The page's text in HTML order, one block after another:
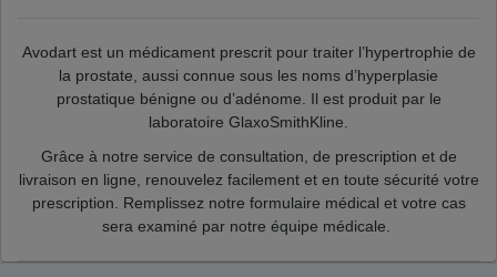
Avodart est un médicament prescrit pour traiter l’hypertrophie de
la prostate, aussi connue sous les noms d’hyperplasie
prostatique bénigne ou d’adénome. Il est produit par le
laboratoire GlaxoSmithKline.
Grâce à notre service de consultation, de prescription et de
livraison en ligne, renouvelez facilement et en toute sécurité votre
prescription. Remplissez notre formulaire médical et votre cas
sera examiné par notre équipe médicale.